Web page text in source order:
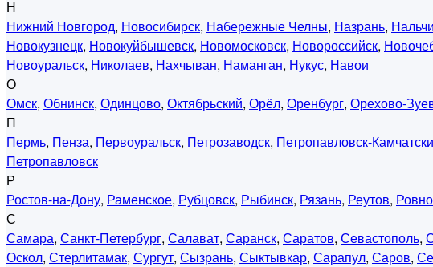
Н
Нижний Новгород, Новосибирск, Набережные Челны, Назрань,
Новокузнецк, Новокуйбышевск, Новомосковск, Новороссийск,
Новоуральск, Николаев, Нахчыван, Наманган, Нукус, Навои
О
Омск, Обнинск, Одинцово, Октябрьский, Орёл, Оренбург, Орехово-
П
Пермь, Пенза, Первоуральск, Петрозаводск, Петропавловск-
Петропавловск
Р
Ростов-на-Дону, Раменское, Рубцовск, Рыбинск, Рязань, Реутов, Ровно
С
Самара, Санкт-Петербург, Салават, Саранск, Саратов, Севастополь,
Оскол, Стерлитамак, Сургут, Сызрань, Сыктывкар, Сарапул, Саров,